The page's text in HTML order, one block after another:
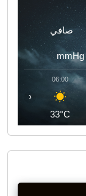
صافي
mmHg
06:00
33°C
‹